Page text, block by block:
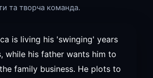
та творча команда.
is living his 'swinging' years
while his father wants him to
family business. He plots to